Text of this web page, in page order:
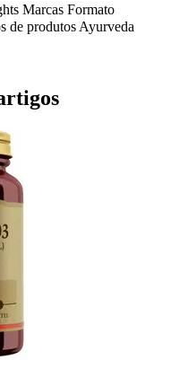
Marcas Formato
de produtos Ayurveda